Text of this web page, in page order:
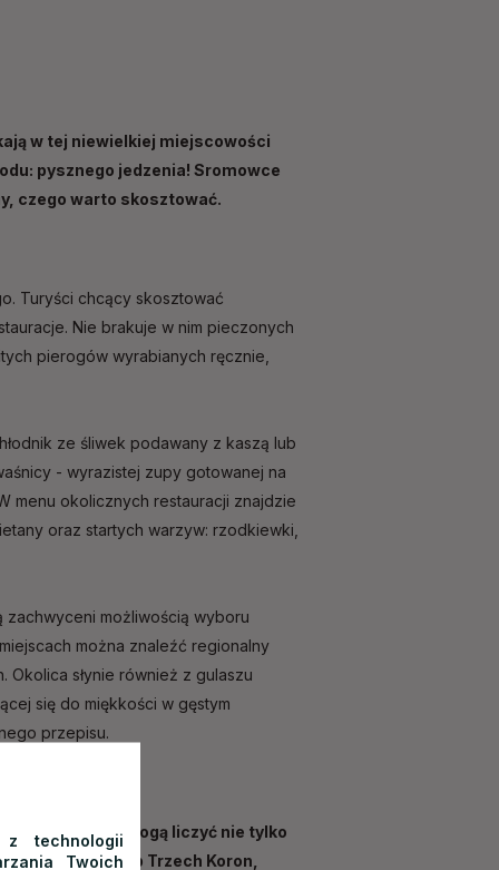
w tej niewielkiej miejscowości
pysznego jedzenia! Sromowce
czego warto skosztować.
Turyści chcący skosztować
Nie brakuje w nim pieczonych
pierogów wyrabianych ręcznie,
ze śliwek podawany z kaszą lub
- wyrazistej zupy gotowanej na
menu okolicznych restauracji znajdzie
oraz startych warzyw: rzodkiewki,
zachwyceni możliwością wyboru
można znaleźć regionalny
Okolica słynie również z gulaszu
się do miękkości w gęstym
przepisu.
Zwiedzający mogą liczyć nie tylko
jest tuż u stóp Trzech Koron,
z technologii
Twoich